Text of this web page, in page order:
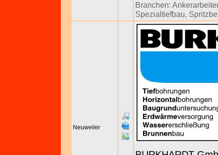
Branchen:
Spezialtiefbau,
Neuweiler